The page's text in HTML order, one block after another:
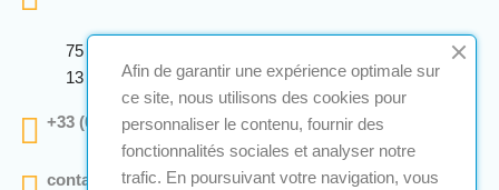
75 Avenue Marcellin Berthelot Anthelios Bâtiment E
13 290 Aix En Provence
+33 (0)4 12 28 00 69
contact@a2s-atex.com
Afin de garantir une expérience optimale sur
ce site, nous utilisons des cookies pour
personnaliser le contenu, fournir des
fonctionnalités sociales et analyser notre
trafic. En poursuivant votre navigation, vous